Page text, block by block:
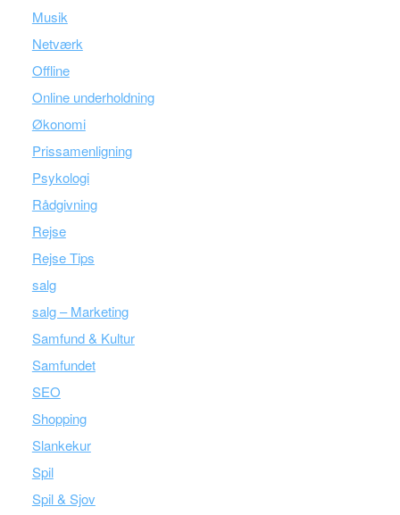
Musik
Netværk
Offline
Online underholdning
Økonomi
Prissamenligning
Psykologi
Rådgivning
Rejse
Rejse Tips
salg
salg – Marketing
Samfund & Kultur
Samfundet
SEO
Shopping
Slankekur
Spil
Spil & Sjov